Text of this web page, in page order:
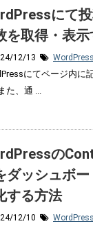
にて
を取得・表
12/13 WordPress
にてページ内に
た、通 ...
の
ダッシュボ
する方法
12/10 WordPress